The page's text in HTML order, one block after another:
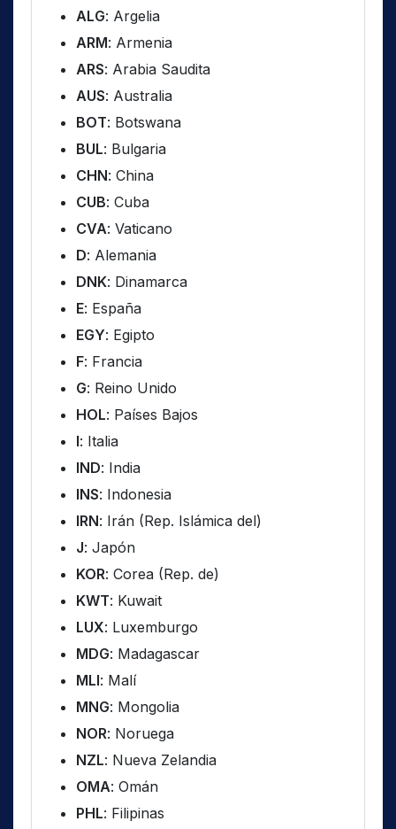
ALG: Argelia
ARM: Armenia
ARS: Arabia Saudita
AUS: Australia
BOT: Botswana
BUL: Bulgaria
CHN: China
CUB: Cuba
CVA: Vaticano
D: Alemania
DNK: Dinamarca
E: España
EGY: Egipto
F: Francia
G: Reino Unido
HOL: Países Bajos
I: Italia
IND: India
INS: Indonesia
IRN: Irán (Rep. Islámica del)
J: Japón
KOR: Corea (Rep. de)
KWT: Kuwait
LUX: Luxemburgo
MDG: Madagascar
MLI: Malí
MNG: Mongolia
NOR: Noruega
NZL: Nueva Zelandia
OMA: Omán
PHL: Filipinas